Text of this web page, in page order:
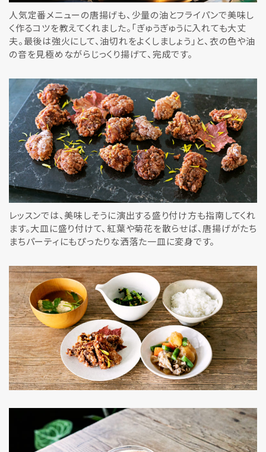
人気定番メニューの唐揚げも、少量の油とフライパンで美味し
く作るコツを教えてくれました。「ぎゅうぎゅうに入れても大丈
夫。最後は強火にして、油切れをよくしましょう」と、衣の色や油
の音を見極めながらじっくり揚げて、完成です。
レッスンでは、美味しそうに演出する盛り付け方も指南してくれ
ます。大皿に盛り付けて、紅葉や菊花を散らせば、唐揚げがたち
まちパーティにもぴったりな洒落た一皿に変身です。